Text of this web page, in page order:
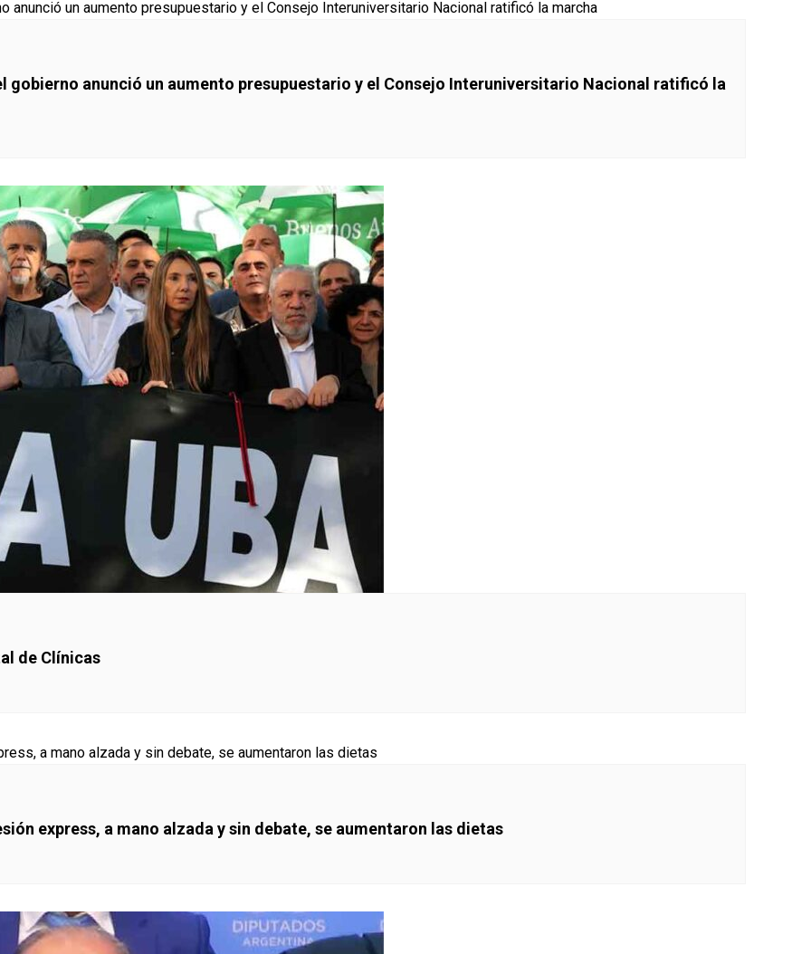
gobierno anunció un aumento presupuestario y el Consejo Interuniversitario Nacional ratificó la
de Clínicas
express, a mano alzada y sin debate, se aumentaron las dietas